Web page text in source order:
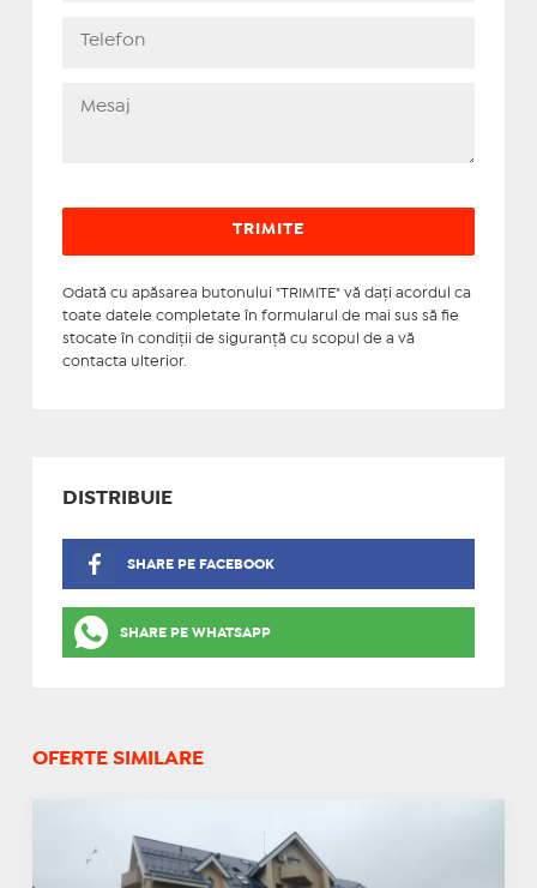
Odată cu apăsarea butonului "TRIMITE" vă daţi acordul ca
toate datele completate în formularul de mai sus să fie
stocate în condiţii de siguranţă cu scopul de a vă
contacta ulterior.
DISTRIBUIE
SHARE PE FACEBOOK
SHARE PE WHATSAPP
OFERTE SIMILARE